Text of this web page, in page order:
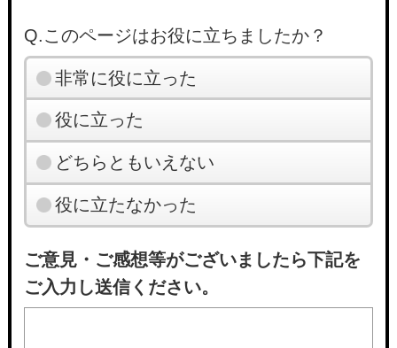
Q.このページはお役に立ちましたか？
非常に役に立った
役に立った
どちらともいえない
役に立たなかった
ご意見・ご感想等がございましたら下記を
ご入力し送信ください。